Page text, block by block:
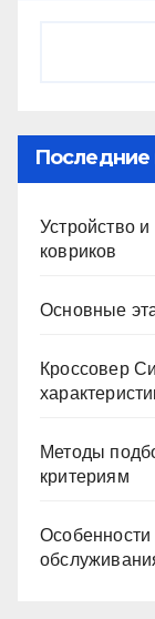
Последние
Устройство
ковриков
Основные
Кроссовер
Методы
критериям